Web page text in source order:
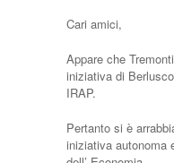
Cari amici,
Appare che
iniziativa di
IRAP.
Pertanto si è
iniziativa autonoma